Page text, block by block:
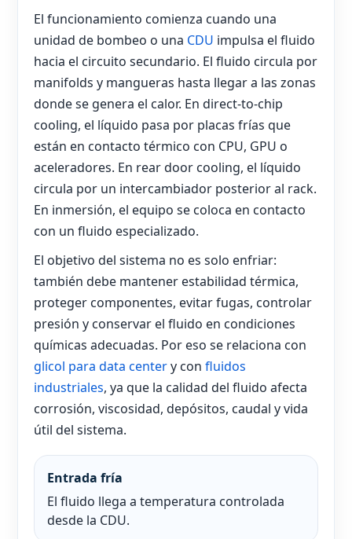
El funcionamiento comienza cuando una
unidad de bombeo o una CDU impulsa el fluido
hacia el circuito secundario. El fluido circula por
manifolds y mangueras hasta llegar a las zonas
donde se genera el calor. En direct-to-chip
cooling, el líquido pasa por placas frías que
están en contacto térmico con CPU, GPU o
aceleradores. En rear door cooling, el líquido
circula por un intercambiador posterior al rack.
En inmersión, el equipo se coloca en contacto
con un fluido especializado.
El objetivo del sistema no es solo enfriar:
también debe mantener estabilidad térmica,
proteger componentes, evitar fugas, controlar
presión y conservar el fluido en condiciones
químicas adecuadas. Por eso se relaciona con
glicol para data centery con fluidos
industriales, ya que la calidad del fluido afecta
corrosión, viscosidad, depósitos, caudal y vida
útil del sistema.
Entrada fría
El fluido llega a temperatura controlada
desde la CDU.